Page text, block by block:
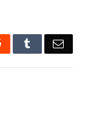
Reddit Tumblr